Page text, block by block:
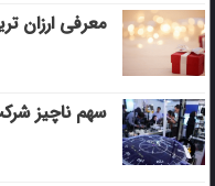
معرفی ارزان
سهم ناچیز